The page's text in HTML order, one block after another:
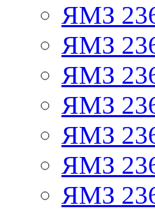
ЯМЗ
ЯМЗ
ЯМЗ
ЯМЗ
ЯМЗ
ЯМЗ
ЯМЗ